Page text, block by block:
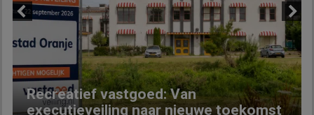
Recreatief vastgoed: Van
executieveiling naar nieuwe toekomst
Next